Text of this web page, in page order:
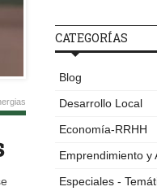
CATEGORÍAS
Blog
Desarrollo Local
Economía-RRHH
Emprendimiento y
Especiales -